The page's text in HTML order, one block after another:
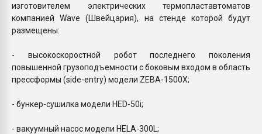
изготовителем электрических термопластавтоматов
компанией Wave (Швейцария), на стенде которой будут
размещены:
- высокоскоростной робот последнего поколения
повышенной грузоподъемности с боковым входом в область
прессформы (side-entry) модели ZEBA-1500X;
- бункер-сушилка модели HED-50i;
- вакуумный насос модели HELA-300L;